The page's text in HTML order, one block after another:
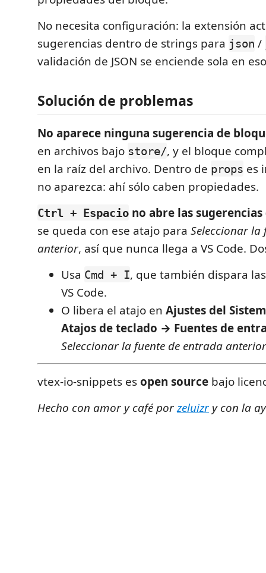
No necesita configuración: la extensión
sugerencias dentro de strings para json /
validación de JSON se enciende sola en
Solución de problemas
No aparece ninguna sugerencia de
en archivos bajo store/, y el bloque
en la raíz del archivo. Dentro de props es
no aparezca: ahí sólo caben propiedades.
Ctrl + Espacio no abre las sugerencias
se queda con ese atajo para Seleccionar la
anterior, así que nunca llega a VS Code.
Usa Cmd + I, que también dispara
VS Code.
O libera el atajo en Ajustes del
Atajos de teclado → Fuentes de
Seleccionar la fuente de entrada anterior
vtex-io-snippets esopen source bajo
Hecho con amor y café porzeluizr y con la